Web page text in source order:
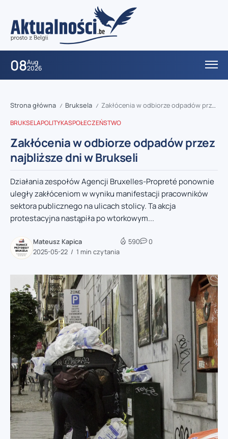
08Aug
2026
Strona główna / Bruksela / Zakłócenia w odbiorze odpadów przez najbliższe dni w Brukseli
BRUKSELAPOLITYKASPOŁECZEŃSTWO
Zakłócenia w odbiorze odpadów przez
najbliższe dni w Brukseli
Działania zespołów Agencji Bruxelles-Propreté ponownie
uległy zakłóceniom w wyniku manifestacji pracowników
sektora publicznego na ulicach stolicy. Ta akcja
protestacyjna nastąpiła po wtorkowym...
Mateusz Kapica
2025-05-22
1 min czytania
590 0